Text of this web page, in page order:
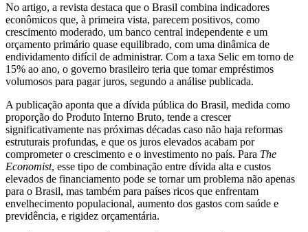
No artigo, a revista destaca que o Brasil combina indicadores
econômicos que, à primeira vista, parecem positivos, como
crescimento moderado, um banco central independente e um
orçamento primário quase equilibrado, com uma dinâmica de
endividamento difícil de administrar. Com a taxa Selic em torno de
15% ao ano, o governo brasileiro teria que tomar empréstimos
volumosos para pagar juros, segundo a análise publicada.
A publicação aponta que a dívida pública do Brasil, medida como
proporção do Produto Interno Bruto, tende a crescer
significativamente nas próximas décadas caso não haja reformas
estruturais profundas, e que os juros elevados acabam por
comprometer o crescimento e o investimento no país. Para The
Economist, esse tipo de combinação entre dívida alta e custos
elevados de financiamento pode se tornar um problema não apenas
para o Brasil, mas também para países ricos que enfrentam
envelhecimento populacional, aumento dos gastos com saúde e
previdência, e rigidez orçamentária.